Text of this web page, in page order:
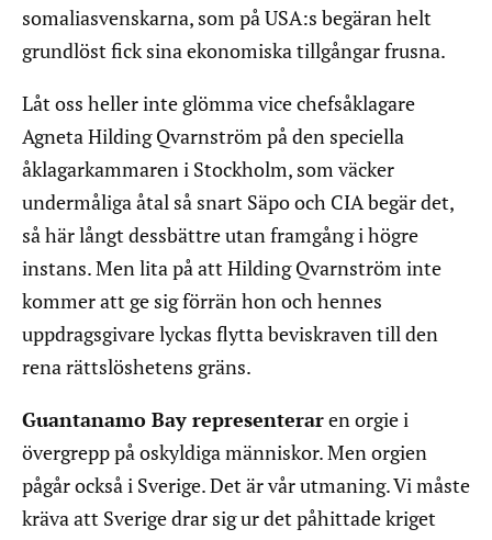
somaliasvenskarna, som på USA:s begäran helt
grundlöst fick sina ekonomiska tillgångar frusna.
Låt oss heller inte glömma vice chefsåklagare
Agneta Hilding Qvarnström på den speciella
åklagarkammaren i Stockholm, som väcker
undermåliga åtal så snart Säpo och CIA begär det,
så här långt dessbättre utan framgång i högre
instans. Men lita på att Hilding Qvarnström inte
kommer att ge sig förrän hon och hennes
uppdragsgivare lyckas flytta beviskraven till den
rena rättslöshetens gräns.
Guantanamo Bay representeraren orgie i
övergrepp på oskyldiga människor. Men orgien
pågår också i Sverige. Det är vår utmaning. Vi måste
kräva att Sverige drar sig ur det påhittade kriget